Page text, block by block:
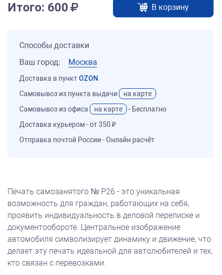
Итого: 600 В корзину
Способы доставки
Ваш город:
Москва
Доставка в пункт OZON
Самовывоз из пункта выдачи
на карте
Самовывоз из офиса
на карте - Бесплатно
Доставка курьером -от 350 ₽
Отправка почтой России -Онлайн расчёт
Печать самозанятого № Р26 - это уникальная
возможность для граждан, работающих на себя,
проявить индивидуальность в деловой переписке и
документообороте. Центральное изображение
автомобиля символизирует динамику и движение, что
делает эту печать идеальной для автолюбителей и тех,
кто связан с перевозками.